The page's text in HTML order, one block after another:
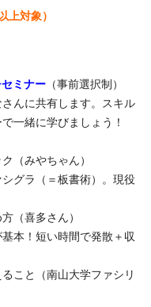
上対象）
ミナー （事前選択制）
んに共有します。スキル
一緒に学びましょう！
（みやちゃん）
グラ（＝板書術）。現役
（喜多さん）
本！短い時間で発散＋収
こと（南山大学ファシリ